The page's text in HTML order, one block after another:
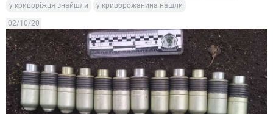
у криворіжця знайшли
у криворожанина нашли
02/10/20